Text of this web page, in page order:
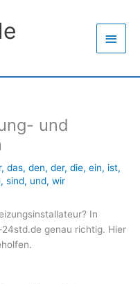
und
, das, den, der, die, ein, ist,
, sind, und, wir
In
genau richtig. Hier